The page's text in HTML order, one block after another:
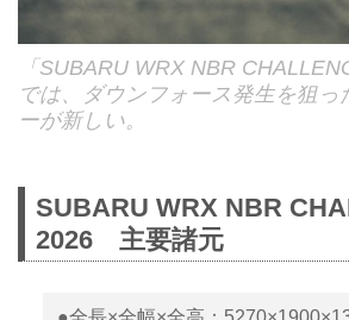
「SUBARU WRX NBR
では、ダウンフォース発生を狙っ
ーが新しい。
SUBARU WRX NBR
2026 主要諸元